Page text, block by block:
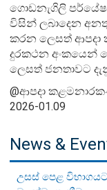
ගොඩනැගිලි
විසින් ලබාදෙන
කරන ලෙසත් ආපදා
දුරකථන අංකයෙන්
ලෙසත් ජනතාවට
@ආපදා
2026-01.09
News &
උසස් පෙළ